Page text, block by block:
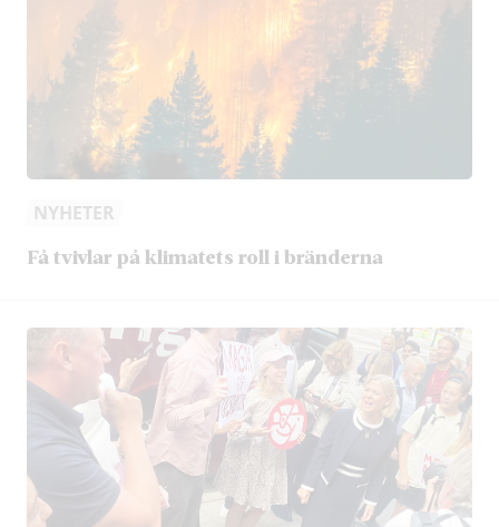
NYHETER
Få tvivlar på klimatets roll i bränderna